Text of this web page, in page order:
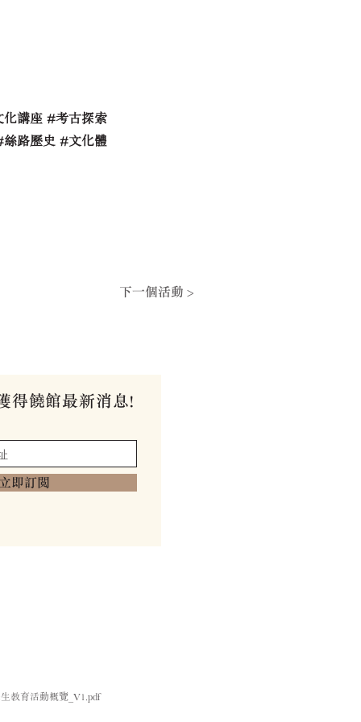
講座 #考古探索
路歷史 #文化體
下一個活動 >
得饒館最新消息!
立即訂閱
生教育活動概覽_V1.pdf